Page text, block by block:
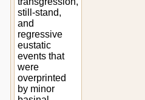
still-stand,
and
regressive
eustatic
events that
were
overprinted
by minor